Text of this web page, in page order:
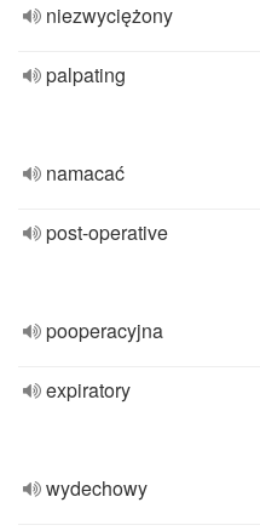
niezwyciężony
palpating
namacać
post-operative
pooperacyjna
expiratory
wydechowy